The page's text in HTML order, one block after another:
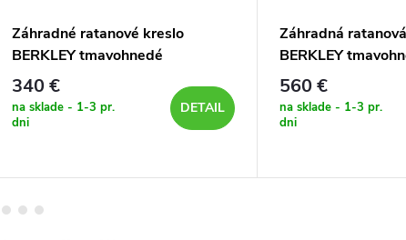
Záhradné ratanové kreslo
BERKLEY tmavohnedé
340 €
na sklade - 1-3 pr.
dni
DETAIL
Záhradná
BERKLEY
560 €
na sklade - 1-3 pr.
dni